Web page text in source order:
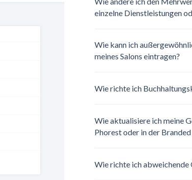
einzelne Dienstleistungen
Wie kann ich
meines Salons eintragen?
Wie richte ich
Wie aktualisiere ich meine
Phorest oder in der
Wie richte ich abweichende